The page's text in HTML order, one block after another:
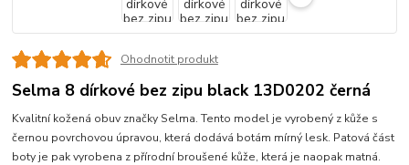
Ohodnotit produkt
Selma 8 dírkové bez zipu black 13D0202 černá
Kvalitní kožená obuv značky Selma. Tento model je vyrobený z kůže s
černou povrchovou úpravou, která dodává botám mírný lesk. Patová část
boty je pak vyrobena z přírodní broušené kůže, která je naopak matná.